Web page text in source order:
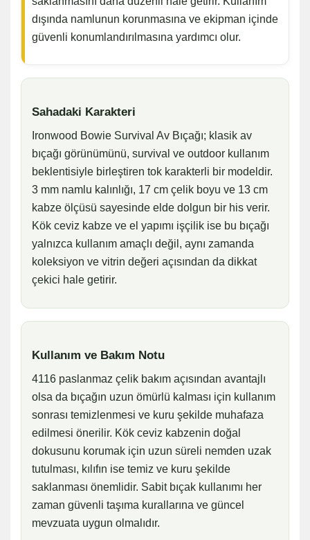
dışında namlunun korunmasına ve ekipman içinde
güvenli konumlandırılmasına yardımcı olur.
Sahadaki Karakteri
Ironwood Bowie Survival Av Bıçağı; klasik av
bıçağı görünümünü, survival ve outdoor kullanım
beklentisiyle birleştiren tok karakterli bir modeldir.
3 mm namlu kalınlığı, 17 cm çelik boyu ve 13 cm
kabze ölçüsü sayesinde elde dolgun bir his verir.
Kök ceviz kabze ve el yapımı işçilik ise bu bıçağı
yalnızca kullanım amaçlı değil, aynı zamanda
koleksiyon ve vitrin değeri açısından da dikkat
çekici hale getirir.
Kullanım ve Bakım Notu
4116 paslanmaz çelik bakım açısından avantajlı
olsa da bıçağın uzun ömürlü kalması için kullanım
sonrası temizlenmesi ve kuru şekilde muhafaza
edilmesi önerilir. Kök ceviz kabzenin doğal
dokusunu korumak için uzun süreli nemden uzak
tutulması, kılıfın ise temiz ve kuru şekilde
saklanması önemlidir. Sabit bıçak kullanımı her
zaman güvenli taşıma kurallarına ve güncel
mevzuata uygun olmalıdır.